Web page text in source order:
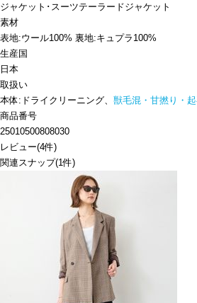
ジャケット･スーツテーラードジャケット
素材
表地:ウール100% 裏地:キュプラ100%
生産国
日本
取扱い
本体:ドライクリーニング、 獣毛混・甘撚り・
商品番号
25010500808030
レビュー(4件)
関連スナップ(1件)